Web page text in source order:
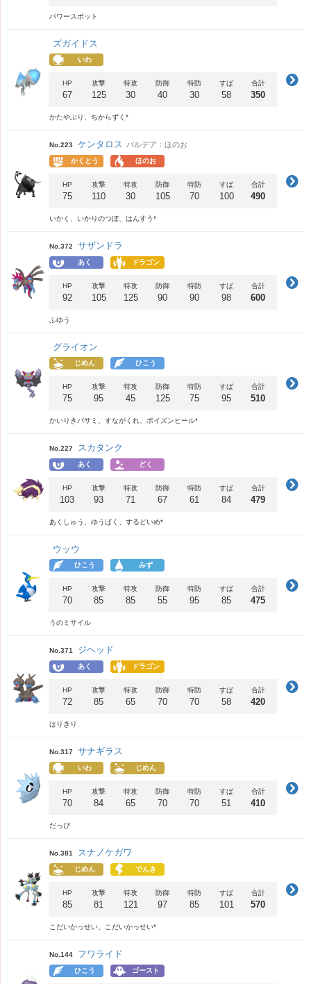
パワースポット
ズガイドス
いわ
HP
67
攻撃
125
特攻
30
防御
40
特防
30
すば
58
合計
350
かたやぶり、ちからずく*
No.223 ケンタロス パルデア：ほのお
かくとう ほのお
HP
75
攻撃
110
特攻
30
防御
105
特防
70
すば
100
合計
490
いかく、いかりのつぼ、はんすう*
No.372 サザンドラ
あく ドラゴン
HP
92
攻撃
105
特攻
125
防御
90
特防
90
すば
98
合計
600
ふゆう
グライオン
じめん ひこう
HP
75
攻撃
95
特攻
45
防御
125
特防
75
すば
95
合計
510
かいりきバサミ、すながくれ、ポイズンヒール*
No.227 スカタンク
あく どく
HP
103
攻撃
93
特攻
71
防御
67
特防
61
すば
84
合計
479
あくしゅう、ゆうばく、するどいめ*
ウッウ
ひこう みず
HP
70
攻撃
85
特攻
85
防御
55
特防
95
すば
85
合計
475
うのミサイル
No.371 ジヘッド
あく ドラゴン
HP
72
攻撃
85
特攻
65
防御
70
特防
70
すば
58
合計
420
はりきり
No.317 サナギラス
いわ じめん
HP
70
攻撃
84
特攻
65
防御
70
特防
70
すば
51
合計
410
だっぴ
No.381 スナノケガワ
じめん でんき
HP
85
攻撃
81
特攻
121
防御
97
特防
85
すば
101
合計
570
こだいかっせい、こだいかっせい*
No.144 フワライド
ひこう ゴースト